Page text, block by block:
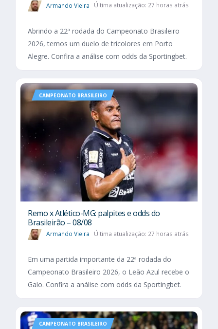
Armando Vieira Última atualização: 27 horas atrás
Abrindo a 22ª rodada do Campeonato Brasileiro
2026, temos um duelo de tricolores em Porto
Alegre. Confira a análise com odds da Sportingbet.
CAMPEONATO BRASILEIRO
Remo x Atlético-MG: palpites e odds do
Brasileirão – 08/08
Armando Vieira Última atualização: 27 horas atrás
Em uma partida importante da 22ª rodada do
Campeonato Brasileiro 2026, o Leão Azul recebe o
Galo. Confira a análise com odds da Sportingbet.
CAMPEONATO BRASILEIRO